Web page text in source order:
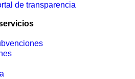
de transparencia